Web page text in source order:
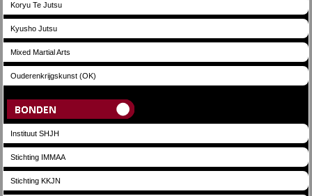
Koryu Te Jutsu
Kyusho Jutsu
Mixed Martial Arts
Ouderenkrijgskunst (OK)
Instituut SHJH
Stichting IMMAA
Stichting KKJN